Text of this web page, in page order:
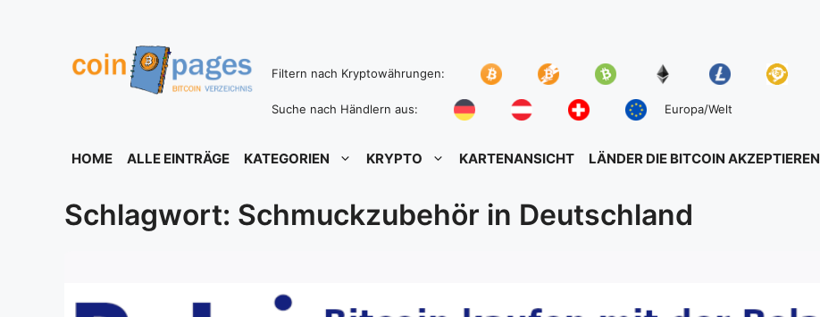
Filtern nach Kryptowährungen:
Suche nach Händlern aus: Europa/Welt
HOME ALLE EINTRÄGE KATEGORIEN KRYPTO KARTENANSICHT LÄNDER DIE BITCOIN AKZEPTIEREN
Schlagwort: Schmuckzubehör in Deutschland